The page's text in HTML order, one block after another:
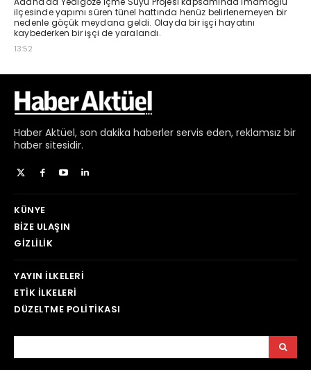
Haber Aktüel, son dakika haberler servis eden, reklamsız bir
haber sitesidir.
KÜNYE
BIZE ULAŞIN
GIZLILIK
YAYIN İLKELERI
ETIK İLKELERI
DÜZELTME POLITIKASI